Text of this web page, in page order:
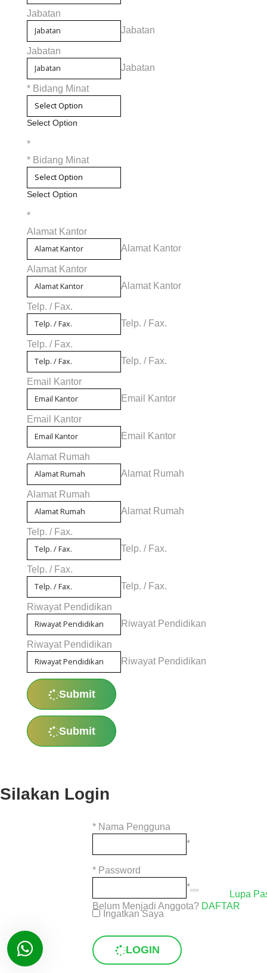
Jabatan
Jabatan
Jabatan
Jabatan
* Bidang Minat
Select Option
*
* Bidang Minat
Select Option
*
Alamat Kantor
Alamat Kantor
Alamat Kantor
Alamat Kantor
Telp. / Fax.
Telp. / Fax.
Telp. / Fax.
Telp. / Fax.
Email Kantor
Email Kantor
Email Kantor
Email Kantor
Alamat Rumah
Alamat Rumah
Alamat Rumah
Alamat Rumah
Telp. / Fax.
Telp. / Fax.
Telp. / Fax.
Telp. / Fax.
Riwayat Pendidikan
Riwayat Pendidikan
Riwayat Pendidikan
Riwayat Pendidikan
Submit
Submit
Silakan Login
* Nama Pengguna
*
* Password
*
Ingatkan Saya
LOGIN
Lupa
Belum Menjadi Anggota? DAFTAR